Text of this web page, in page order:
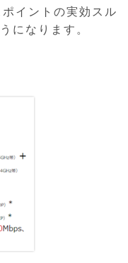
イントの実効スル
になります。